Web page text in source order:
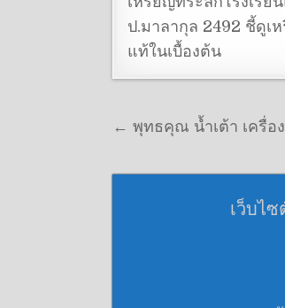
ป.มาลากุล 2492 ชี้ดูเ
แท้ในเบื้องต้น
แนะแนวเรื่อง
← พุทธคุณ น้ำเต้า เครื่อ
เว็บไ